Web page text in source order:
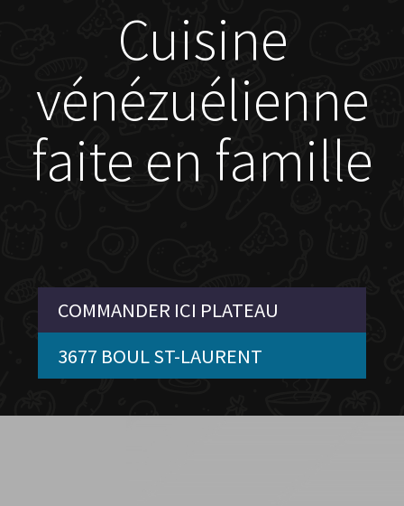
Cuisine
vénézuélienne
faite en famille
COMMANDER ICI PLATEAU
3677 BOUL ST-LAURENT